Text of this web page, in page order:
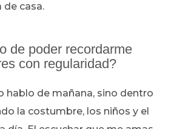
de casa.
de poder recordarme
con regularidad?
hablo de mañana, sino dentro
la costumbre, los niños y el